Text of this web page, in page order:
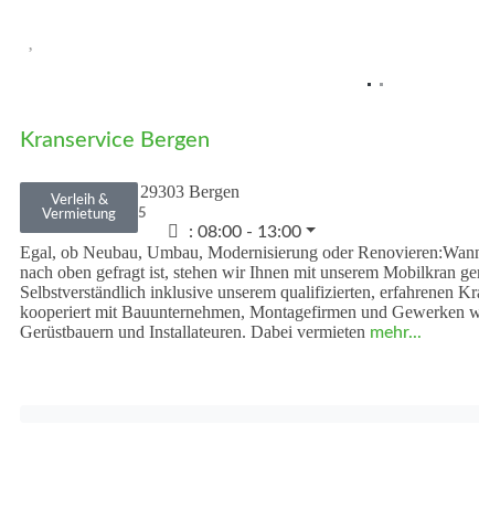
Kranservice Bergen
Verleih &
Vermietung
Wiesenstraße 5 29303 Bergen
05051 6064405
: 08:00 - 13:00
Egal, ob Neubau, Umbau, Modernisierung oder
nach oben gefragt ist, stehen wir Ihnen mit unserem Mobilkran
Selbstverständlich inklusive unserem qualifizierten, erfahrenen
kooperiert mit Bauunternehmen, Montagefirmen und Gewerken
Gerüstbauern und Installateuren. Dabei vermieten mehr...